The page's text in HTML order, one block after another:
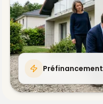
Préfinancement